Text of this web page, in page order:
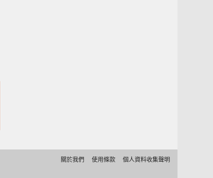
關於我們 使用條款 個人資料收集聲明